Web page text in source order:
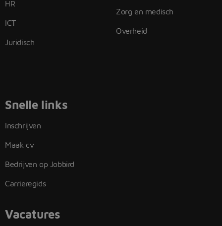
HR
ICT
Juridisch
Zorg en medisch
Overheid
Snelle links
Inschrijven
Maak cv
Bedrijven op Jobbird
Carrieregids
Vacatures